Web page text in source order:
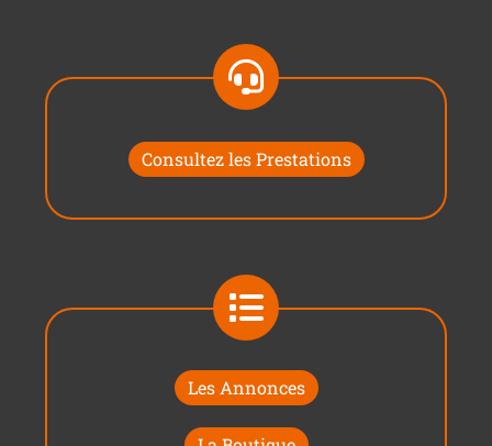
Consultez les Prestations
Les Annonces